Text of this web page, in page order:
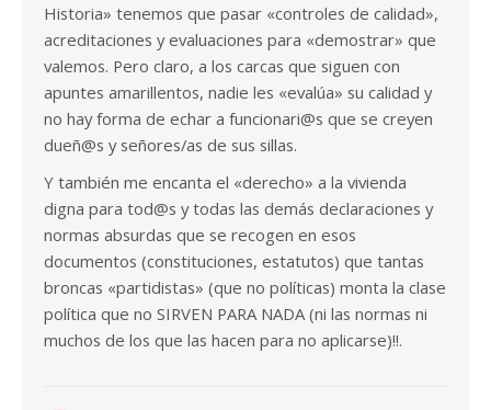
Historia» tenemos que pasar «controles de calidad»,
acreditaciones y evaluaciones para «demostrar» que
valemos. Pero claro, a los carcas que siguen con
apuntes amarillentos, nadie les «evalúa» su calidad y
no hay forma de echar a funcionari@s que se creyen
dueñ@s y señores/as de sus sillas.
Y también me encanta el «derecho» a la vivienda
digna para tod@s y todas las demás declaraciones y
normas absurdas que se recogen en esos
documentos (constituciones, estatutos) que tantas
broncas «partidistas» (que no políticas) monta la clase
política que no SIRVEN PARA NADA (ni las normas ni
muchos de los que las hacen para no aplicarse)!!.